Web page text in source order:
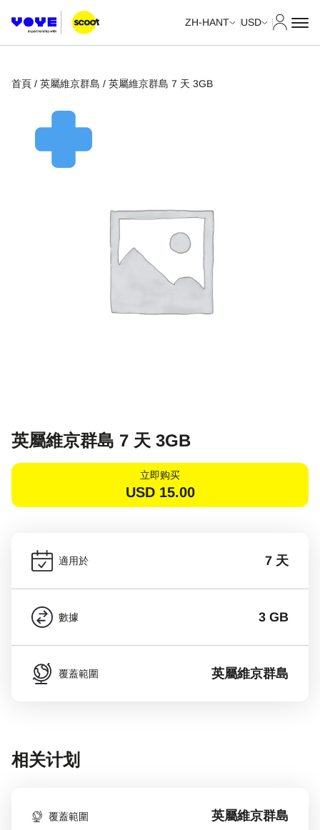
ZH-HANT USD
首頁 / 英屬維京群島 / 英屬維京群島 7 天 3GB
英屬維京群島 7 天 3GB
立即购买
USD 15.00
適用於 7 天
數據 3 GB
覆蓋範圍 英屬維京群島
相关计划
覆蓋範圍 英屬維京群島